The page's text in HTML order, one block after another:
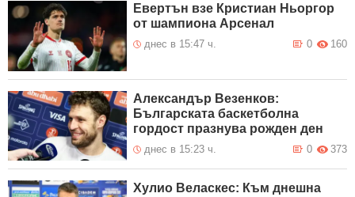
Евертън взе Кристиан Ньоргор
от шампиона Арсенал
днес в 15:47 ч. 160
0
Александър Везенков:
Българската баскетболна
гордост празнува рожден ден
днес в 15:23 ч. 373
0
Хулио Веласкес: Към днешна